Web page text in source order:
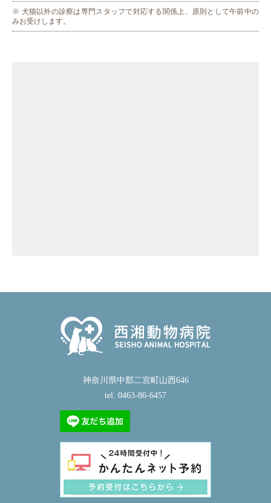
※ 犬猫以外の診察は専門スタッフで対応する関係上、原則として午前中の
みお受けします。
神奈川県中郡二宮町山西646
tel. 0463-86-6457